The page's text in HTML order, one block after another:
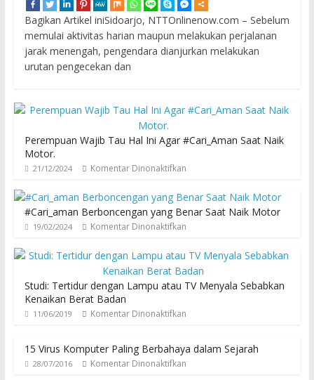
Bagikan Artikel iniSidoarjo, NTTOnlinenow.com – Sebelum
memulai aktivitas harian maupun melakukan perjalanan
jarak menengah, pengendara dianjurkan melakukan
urutan pengecekan dan
Perempuan Wajib Tau Hal Ini Agar #Cari_Aman Saat Naik
Motor.
21/12/2024 Komentar Dinonaktifkan
#Cari_aman Berboncengan yang Benar Saat Naik Motor
19/02/2024 Komentar Dinonaktifkan
Studi: Tertidur dengan Lampu atau TV Menyala Sebabkan
Kenaikan Berat Badan
11/06/2019 Komentar Dinonaktifkan
15 Virus Komputer Paling Berbahaya dalam Sejarah
28/07/2016 Komentar Dinonaktifkan